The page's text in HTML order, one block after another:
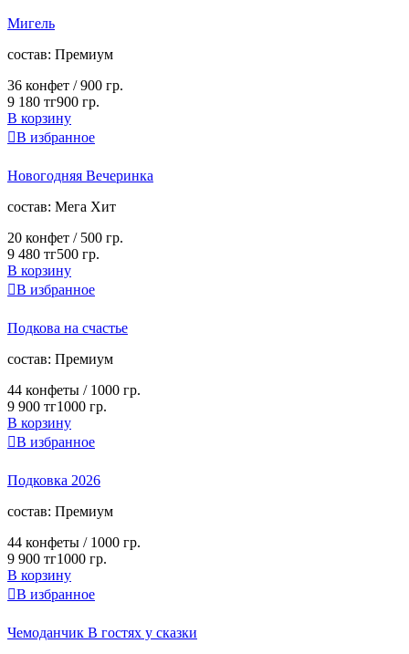
Мигель
cостав: Премиум
36 конфет /900 гр.
9 180 тг900 гр.
В корзину
В избранное
Новогодняя Вечеринка
cостав: Мега Хит
20 конфет / 500 гр.
9 480 тг500 гр.
В корзину
В избранное
Подкова на счастье
cостав: Премиум
44 конфеты / 1000 гр.
9 900 тг1000 гр.
В корзину
В избранное
Подковка 2026
cостав: Премиум
44 конфеты / 1000 гр.
9 900 тг1000 гр.
В корзину
В избранное
Чемоданчик В гостях у сказки